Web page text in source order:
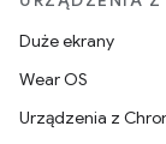
Duże ekrany
Wear OS
Urządzenia z